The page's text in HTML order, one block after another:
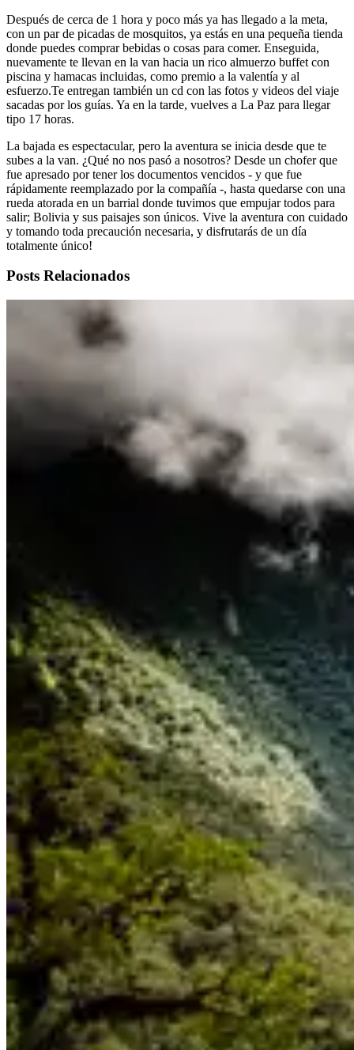
Después de cerca de 1 hora y poco más ya has llegado a la meta,
con un par de picadas de mosquitos, ya estás en una pequeña tienda
donde puedes comprar bebidas o cosas para comer. Enseguida,
nuevamente te llevan en la van hacia un rico almuerzo buffet con
piscina y hamacas incluidas, como premio a la valentía y al
esfuerzo.Te entregan también un cd con las fotos y videos del viaje
sacadas por los guías. Ya en la tarde, vuelves a La Paz para llegar
tipo 17 horas.
La bajada es espectacular, pero la aventura se inicia desde que te
subes a la van. ¿Qué no nos pasó a nosotros? Desde un chofer que
fue apresado por tener los documentos vencidos - y que fue
rápidamente reemplazado por la compañía -, hasta quedarse con una
rueda atorada en un barrial donde tuvimos que empujar todos para
salir; Bolivia y sus paisajes son únicos. Vive la aventura con cuidado
y tomando toda precaución necesaria, y disfrutarás de un día
totalmente único!
Posts Relacionados